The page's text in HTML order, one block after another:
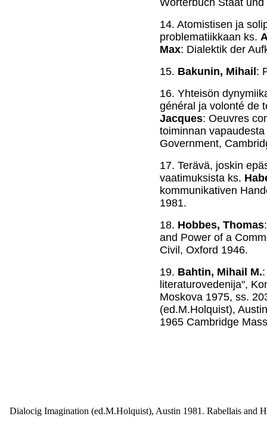
Wörterbuch Staat
14. Atomistisen ja
problematiikkaan ks.
Max: Dialektik der
15. Bakunin, Mihail :
16. Yhteisön
général ja volonté de
Jacques: Oeuvres
toiminnan vapaudesta
Government,
17. Terävä, joskin
vaatimuksista ks.
kommunikativen
1981.
18. Hobbes, Thomas
and Power of a
Civil, Oxford 1946.
19. Bahtin, Mihail M.
literaturovedenija",
Moskova 1975, ss.
(ed.M.Holquist),
1965 Cambridge
Dialocig Imagination (ed.M.Holquist), Austin 1981. Rabellais and